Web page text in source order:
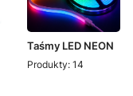
Taśmy LED NEON
Produkty: 14